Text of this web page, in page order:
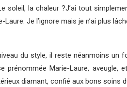
la chaleur ?J’ai tout
Je l’ignore mais je n’ai plus
du style, il reste néanmoins un
Marie-Laure, aveugle,
diamant, confié aux bons soins